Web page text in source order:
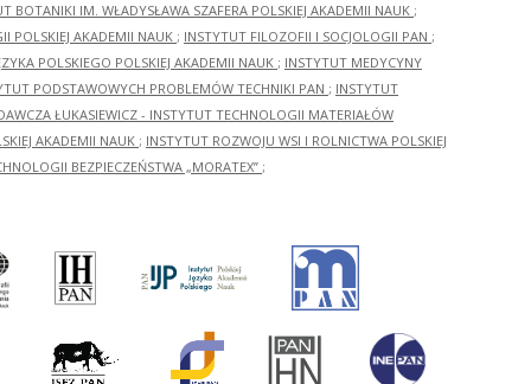
BOTANIKI IM. WŁADYSŁAWA SZAFERA POLSKIEJ AKADEMII NAUK ;
POLSKIEJ AKADEMII NAUK ; INSTYTUT FILOZOFII I SOCJOLOGII PAN ;
POLSKIEGO POLSKIEJ AKADEMII NAUK ; INSTYTUT MEDYCYNY
PODSTAWOWYCH PROBLEMÓW TECHNIKI PAN ; INSTYTUT
ŁUKASIEWICZ - INSTYTUT TECHNOLOGII MATERIAŁÓW
AKADEMII NAUK ; INSTYTUT ROZWOJU WSI I ROLNICTWA POLSKIEJ
BEZPIECZEŃSTWA „MORATEX” ;